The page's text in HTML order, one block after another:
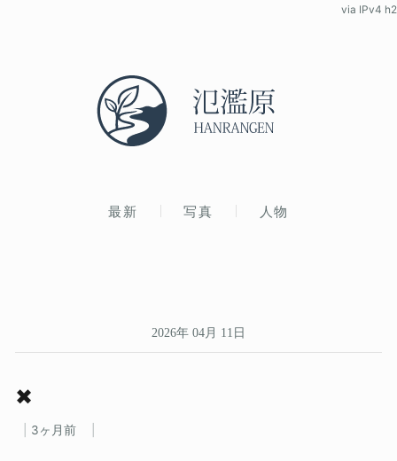
最新 写真 人物
via IPv4 h2
2026年 04月 11日
✖
3ヶ月前